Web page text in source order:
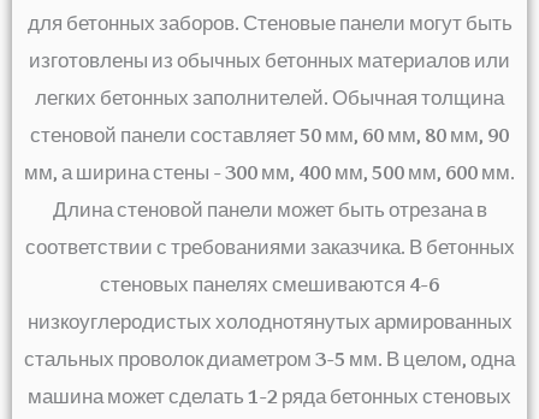
для бетонных заборов. Стеновые панели могут быть
изготовлены из обычных бетонных материалов или
легких бетонных заполнителей. Обычная толщина
стеновой панели составляет 50 мм, 60 мм, 80 мм, 90
мм, а ширина стены - 300 мм, 400 мм, 500 мм, 600 мм.
Длина стеновой панели может быть отрезана в
соответствии с требованиями заказчика. В бетонных
стеновых панелях смешиваются 4-6
низкоуглеродистых холоднотянутых армированных
стальных проволок диаметром 3-5 мм. В целом, одна
машина может сделать 1-2 ряда бетонных стеновых